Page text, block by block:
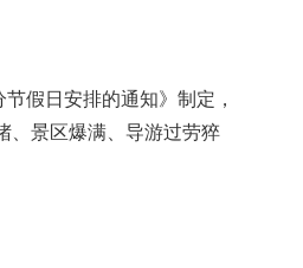
假日安排的通知》制定，
、景区爆满、导游过劳猝